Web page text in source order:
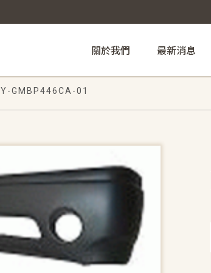
關於我們 最新消息
Y-GMBP446CA-01